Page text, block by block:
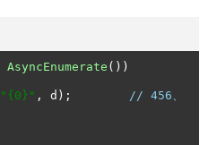
AsyncEnumerate ())
"{0}" , d );
// 456、